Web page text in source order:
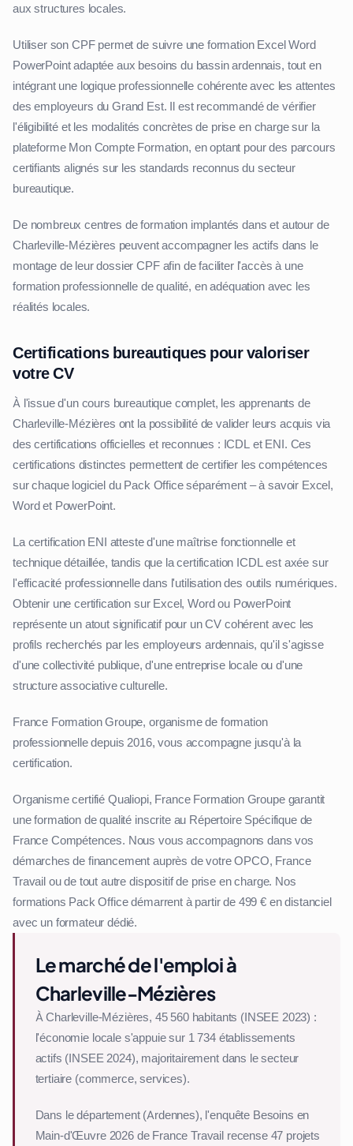
aux structures locales.
Utiliser son CPF permet de suivre une formation Excel Word
PowerPoint adaptée aux besoins du bassin ardennais, tout en
intégrant une logique professionnelle cohérente avec les attentes
des employeurs du Grand Est. Il est recommandé de vérifier
l'éligibilité et les modalités concrètes de prise en charge sur la
plateforme Mon Compte Formation, en optant pour des parcours
certifiants alignés sur les standards reconnus du secteur
bureautique.
De nombreux centres de formation implantés dans et autour de
Charleville-Mézières peuvent accompagner les actifs dans le
montage de leur dossier CPF afin de faciliter l'accès à une
formation professionnelle de qualité, en adéquation avec les
réalités locales.
Certifications bureautiques pour valoriser
votre CV
À l'issue d'un cours bureautique complet, les apprenants de
Charleville-Mézières ont la possibilité de valider leurs acquis via
des certifications officielles et reconnues : ICDL et ENI. Ces
certifications distinctes permettent de certifier les compétences
sur chaque logiciel du Pack Office séparément – à savoir Excel,
Word et PowerPoint.
La certification ENI atteste d'une maîtrise fonctionnelle et
technique détaillée, tandis que la certification ICDL est axée sur
l'efficacité professionnelle dans l'utilisation des outils numériques.
Obtenir une certification sur Excel, Word ou PowerPoint
représente un atout significatif pour un CV cohérent avec les
profils recherchés par les employeurs ardennais, qu'il s'agisse
d'une collectivité publique, d'une entreprise locale ou d'une
structure associative culturelle.
France Formation Groupe, organisme de formation
professionnelle depuis 2016, vous accompagne jusqu'à la
certification.
Organisme certifié Qualiopi, France Formation Groupe garantit
une formation de qualité inscrite au Répertoire Spécifique de
France Compétences. Nous vous accompagnons dans vos
démarches de financement auprès de votre OPCO, France
Travail ou de tout autre dispositif de prise en charge. Nos
formations Pack Office démarrent à partir de 499 € en distanciel
avec un formateur dédié.
Le marché de l'emploi à
Charleville-Mézières
À Charleville-Mézières, 45 560 habitants (INSEE 2023) :
l'économie locale s'appuie sur 1 734 établissements
actifs (INSEE 2024), majoritairement dans le secteur
tertiaire (commerce, services).
Dans le département (Ardennes), l'enquête Besoins en
Main-d'Œuvre 2026 de France Travail recense 47 projets